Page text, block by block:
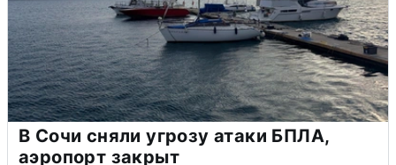
В Сочи сняли угрозу атаки БПЛА,
аэропорт закрыт